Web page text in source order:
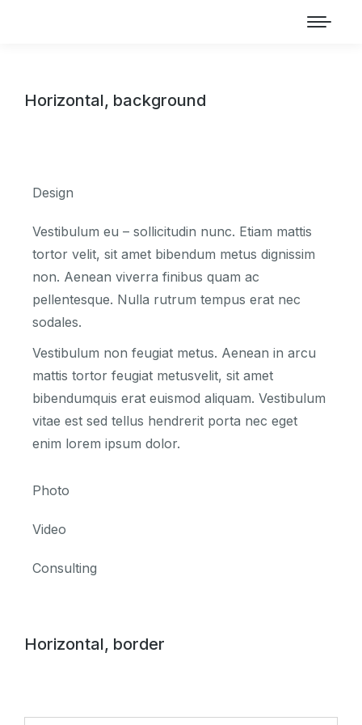
Horizontal, background
Design
Vestibulum eu – sollicitudin nunc. Etiam mattis
tortor velit, sit amet bibendum metus dignissim
non. Aenean viverra finibus quam ac
pellentesque. Nulla rutrum tempus erat nec
sodales.
Vestibulum non feugiat metus. Aenean in arcu
mattis tortor feugiat metusvelit, sit amet
bibendumquis erat euismod aliquam. Vestibulum
vitae est sed tellus hendrerit porta nec eget
enim lorem ipsum dolor.
Photo
Video
Consulting
Horizontal, border